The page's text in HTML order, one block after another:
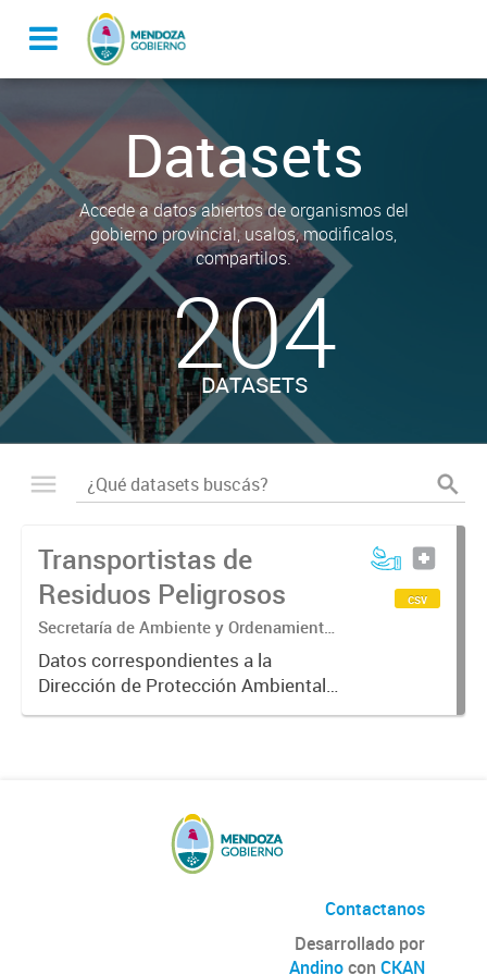
Datasets
Accede a datos abiertos de organismos del
gobierno provincial, usalos, modificalos,
compartilos.
204
DATASETS
Transportistas de
Residuos Peligrosos
Secretaría de Ambiente y Ordenamiento
Territorial. Dirección de Protección
Ambiental. Área de Residuos
Peligrosos.
Datos correspondientes a la
Dirección de Protección Ambiental
sobre los transportistas de
csv
Contactanos
Desarrollado por
Andinocon CKAN